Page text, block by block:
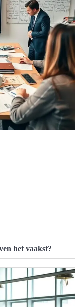
het vaakst?